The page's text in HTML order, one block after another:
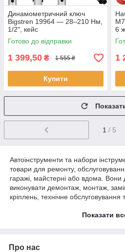
Динамометричний ключ
Bigstren 19964 — 28–210 Нм,
1/2", кейс
Готово до відправки
1 399,50 ₴ 1 555 ₴
Купити
6
1
1 / 5
Автоінструменти та набори
товари для ремонту,
гаражі, майстерні або вдома.
виконувати демонтаж, монтаж,
кріплень, технічне обслуговування
автоінструменти, набори ручного
універсальні набори для
Показати
Про нас